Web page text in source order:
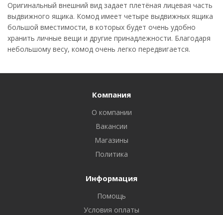
Оригинальный внешний вид задает плетёная лицевая часть
выдвижного ящика. Комод имеет четыре выдвижных ящика
большой вместимости, в которых будет очень удобно
хранить личные вещи и другие принадлежности. Благодаря
небольшому весу, комод очень легко передвигается.
Компания
О компании
Вакансии
Магазины
Политика
Информация
Помощь
Условия оплаты